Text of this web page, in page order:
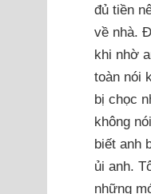
đủ tiền
về nhà.
khi nhờ
toàn nói
bị chọc
không
biết anh
ủi anh.
những